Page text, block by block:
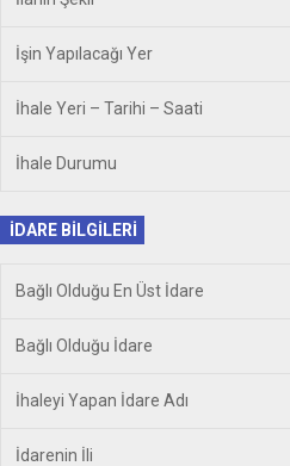
İşin Yapılacağı Yer
İhale Yeri – Tarihi – Saati
İhale Durumu
İDARE BİLGİLERİ
Bağlı Olduğu En Üst İdare
Bağlı Olduğu İdare
İhaleyi Yapan İdare Adı
İdarenin İli